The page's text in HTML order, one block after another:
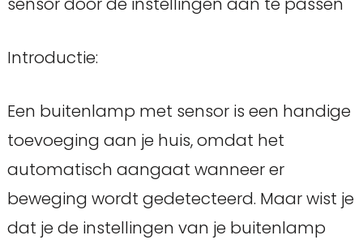
Introductie:
Een buitenlamp met sensor is een handige
toevoeging aan je huis, omdat het
automatisch aangaat wanneer er
beweging wordt gedetecteerd. Maar wist je
dat je de instellingen van je buitenlamp